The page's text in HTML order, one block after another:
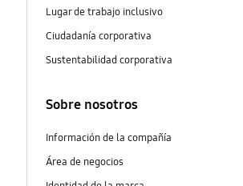
Lugar de trabajo inclusivo
Ciudadanía corporativa
Sustentabilidad corporativa
Sobre nosotros
Información de la compañía
Área de negocios